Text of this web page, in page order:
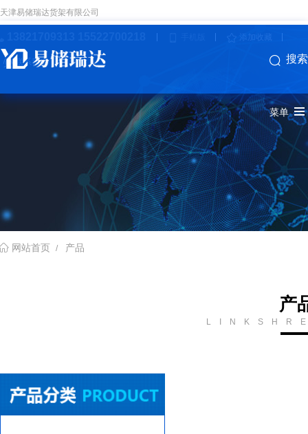
天津易储瑞达货架有限公司
添加收藏
联系我们
菜单
搜索
网站首页 产品
产